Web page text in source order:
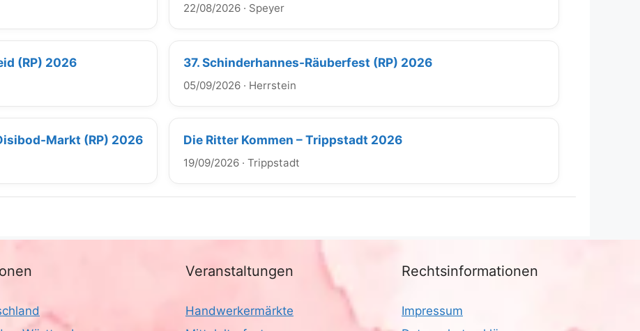
22/08/2026 · Speyer
(RP) 2026 37. Schinderhannes-Räuberfest (RP) 2026
05/09/2026 · Herrstein
Markt (RP) 2026 Die Ritter Kommen – Trippstadt 2026
19/09/2026 · Trippstadt
Veranstaltungen
Handwerkermärkte
Rechtsinformationen
Impressum